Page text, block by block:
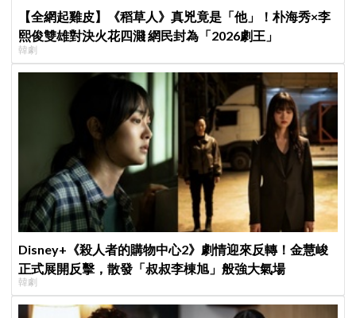
【全網起雞皮】《稻草人》真兇竟是「他」！朴海秀×李
熙俊雙雄對決火花四濺 網民封為「2026劇王」
韓劇
Disney+《殺人者的購物中心2》劇情迎來反轉！金慧峻
正式展開反擊，散發「叔叔李棟旭」般強大氣場
韓劇